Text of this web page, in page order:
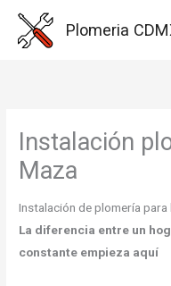
Plomeria
Instalación
Maza
Instalación de plomería para
La diferencia entre un
constante empieza aquí